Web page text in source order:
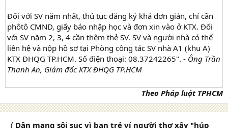
Đối với SV năm nhất, thủ tục đăng ký khá đơn giản, chỉ cần
phôtô CMND, giấy báo nhập học và đơn xin vào ở KTX. Đối
với SV năm 2, 3, 4 cần thêm thẻ SV. SV và người nhà có thể
liên hệ và nộp hồ sơ tại Phòng công tác SV nhà A1 (khu A)
KTX ĐHQG TP.HCM. Số điện thoại: 08.37242265". - Ông Trần
Thanh An, Giám đốc KTX ĐHQG TP.HCM
Theo Pháp luật TPHCM
〈 Dân mạng sôi sục vì bạn trẻ ví người thợ xây "húp